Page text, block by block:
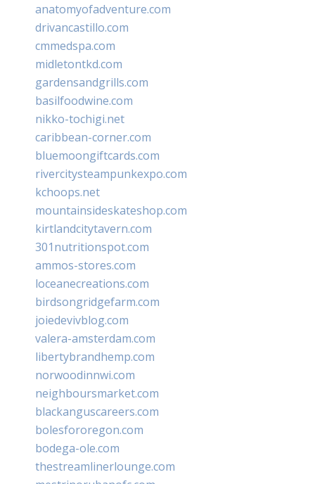
anatomyofadventure.com
drivancastillo.com
cmmedspa.com
midletontkd.com
gardensandgrills.com
basilfoodwine.com
nikko-tochigi.net
caribbean-corner.com
bluemoongiftcards.com
rivercitysteampunkexpo.com
kchoops.net
mountainsideskateshop.com
kirtlandcitytavern.com
301nutritionspot.com
ammos-stores.com
loceanecreations.com
birdsongridgefarm.com
joiedevivblog.com
valera-amsterdam.com
libertybrandhemp.com
norwoodinnwi.com
neighboursmarket.com
blackanguscareers.com
bolesfororegon.com
bodega-ole.com
thestreamlinerlounge.com